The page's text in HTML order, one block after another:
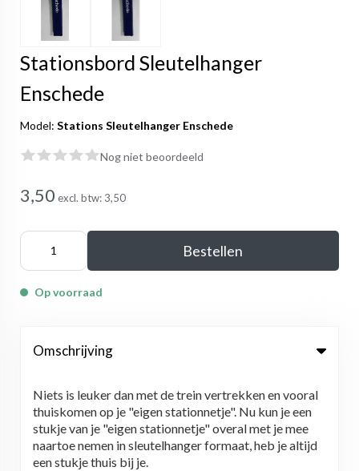
Stationsbord Sleutelhanger
Enschede
Model: Stations Sleutelhanger Enschede
Nog niet beoordeeld
3,50 excl. btw: 3,50
Bestellen
Op voorraad
Omschrijving
Niets is leuker dan met de trein vertrekken en vooral
thuiskomen op je "eigen stationnetje". Nu kun je een
stukje van je "eigen stationnetje" overal met je mee
naartoe nemen in sleutelhanger formaat, heb je altijd
een stukje thuis bij je.